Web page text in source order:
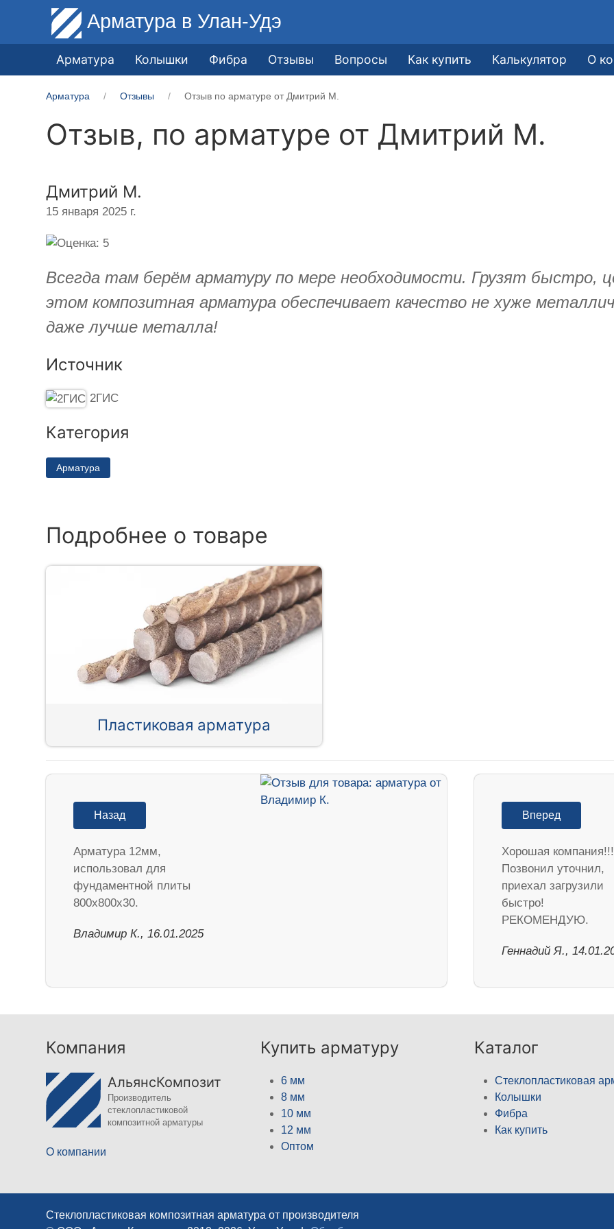
Арматура в Улан-Удэ
Арматура Колышки Фибра Отзывы Вопросы Как купить Калькулятор О
Арматура Отзывы Отзыв по арматуре от Дмитрий М.
Отзыв, по арматуре от Дмитрий М.
Дмитрий М.
15 января 2025 г.
Всегда там берём арматуру по мере необходимости. Грузят быстро,
этом композитная арматура обеспечивает качество не хуже
даже лучше металла!
Источник
2ГИС
Категория
Арматура
Подробнее о товаре
Пластиковая арматура
Назад
Арматура 12мм,
использовал для
фундаментной плиты
800х800х30.
Владимир К., 16.01.2025
Вперед
Хорошая
Позвонил уточнил,
приехал загрузили
быстро!
РЕКОМЕНДУЮ.
Геннадий Я.,
Компания
АльянсКомпозит
Производитель
стеклопластиковой
композитной арматуры
О компании
Купить арматуру
6 мм
8 мм
10 мм
12 мм
Оптом
Каталог
Стеклопластиковая
Колышки
Фибра
Как купить
Стеклопластиковая композитная арматура от производителя